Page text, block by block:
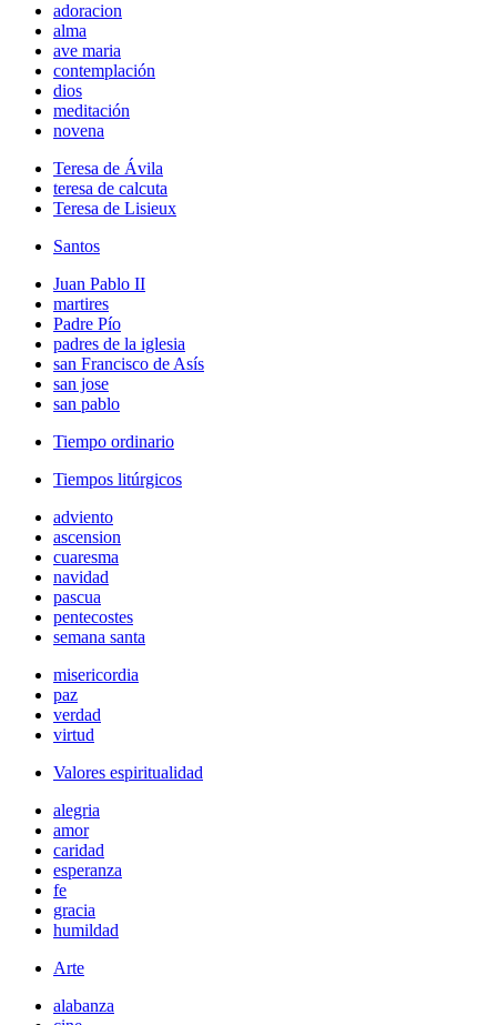
adoracion
alma
ave maria
contemplación
dios
meditación
novena
Teresa de Ávila
teresa de calcuta
Teresa de Lisieux
Santos
Juan Pablo II
martires
Padre Pío
padres de la iglesia
san Francisco de Asís
san jose
san pablo
Tiempo ordinario
Tiempos litúrgicos
adviento
ascension
cuaresma
navidad
pascua
pentecostes
semana santa
misericordia
paz
verdad
virtud
Valores espiritualidad
alegria
amor
caridad
esperanza
fe
gracia
humildad
Arte
alabanza